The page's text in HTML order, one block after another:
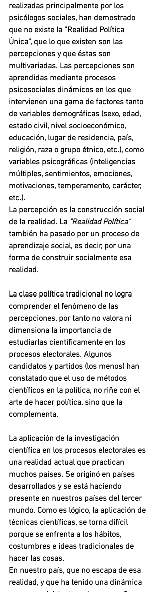
realizadas principalmente por los
psicólogos sociales, han demostrado
que no existe la “Realidad Política
Única”, que lo que existen son las
percepciones y que éstas son
multivariadas. Las percepciones son
aprendidas mediante procesos
psicosociales dinámicos en los que
intervienen una gama de factores tanto
de variables demográficas (sexo, edad,
estado civil, nivel socioeconómico,
educación, lugar de residencia, país,
religión, raza o grupo étnico, etc.), como
variables psicográficas (inteligencias
múltiples, sentimientos, emociones,
motivaciones, temperamento, carácter,
etc.).
La percepción es la construcción social
de la realidad. La "Realidad Política"
también ha pasado por un proceso de
aprendizaje social, es decir, por una
forma de construir socialmente esa
realidad.
La clase política tradicional no logra
comprender el fenómeno de las
percepciones, por tanto no valora ni
dimensiona la importancia de
estudiarlas científicamente en los
procesos electorales. Algunos
candidatos y partidos (los menos) han
constatado que el uso de métodos
científicos en la política, no riñe con el
arte de hacer política, sino que la
complementa.
La aplicación de la investigación
científica en los procesos electorales es
una realidad actual que practican
muchos países. Se originó en países
desarrollados y se está haciendo
presente en nuestros países del tercer
mundo. Como es lógico, la aplicación de
técnicas científicas, se torna difícil
porque se enfrenta a los hábitos,
costumbres e ideas tradicionales de
hacer las cosas.
En nuestro país, que no escapa de esa
realidad, y que ha tenido una dinámica